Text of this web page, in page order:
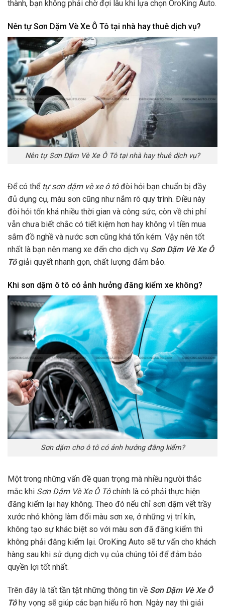
thành, bạn không phải chờ đợi lâu khi lựa chọn OroKing Auto.
Nên tự Sơn Dặm Vè Xe Ô Tô tại nhà hay thuê dịch vụ?
Nên tự Sơn Dặm Vè Xe Ô Tô tại nhà hay thuê dịch vụ?
Để có thể tự sơn dặm vè xe ô tôđòi hỏi bạn chuẩn bị đầy
đủ dụng cụ, màu sơn cũng như nắm rõ quy trình. Điều này
đòi hỏi tốn khá nhiều thời gian và công sức, còn về chi phí
vẫn chưa biết chắc có tiết kiệm hơn hay không vì tiền mua
sắm đồ nghề và nước sơn cũng khá tốn kém. Vậy nên tốt
nhất là bạn nên mang xe đến cho dịch vụ Sơn Dặm Vè Xe Ô
Tôgiải quyết nhanh gọn, chất lượng đảm bảo.
Khi sơn dặm ô tô có ảnh hưởng đăng kiểm xe không?
Sơn dặm cho ô tô có ảnh hưởng đăng kiểm?
Một trong những vấn đề quan trọng mà nhiều người thắc
mắc khi Sơn Dặm Vè Xe Ô Tôchính là có phải thực hiện
đăng kiểm lại hay không. Theo đó nếu chỉ sơn dặm vết trầy
xước nhỏ không làm đổi màu sơn xe, ở những vị trí kín,
không tạo sự khác biệt so với màu sơn đã đăng kiểm thì
không phải đăng kiểm lại. OroKing Auto sẽ tư vấn cho khách
hàng sau khi sử dụng dịch vụ của chúng tôi để đảm bảo
quyền lợi tốt nhất.
Trên đây là tất tần tật những thông tin về Sơn Dặm Vè Xe Ô
Tôhy vọng sẽ giúp các bạn hiểu rõ hơn. Ngày nay thì giải